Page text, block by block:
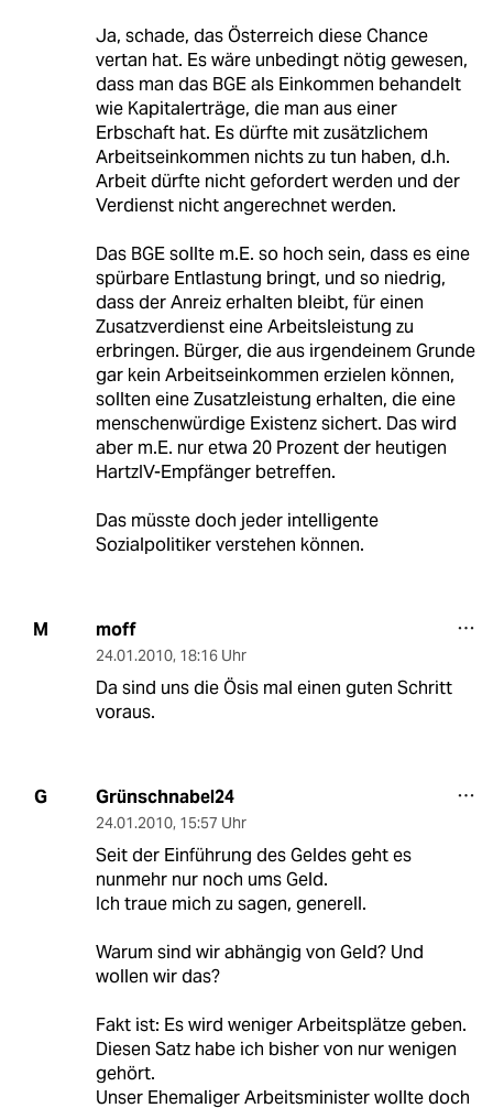
Ja, schade, das Österreich diese Chance
vertan hat. Es wäre unbedingt nötig gewesen,
dass man das BGE als Einkommen behandelt
wie Kapitalerträge, die man aus einer
Erbschaft hat. Es dürfte mit zusätzlichem
Arbeitseinkommen nichts zu tun haben, d.h.
Arbeit dürfte nicht gefordert werden und der
Verdienst nicht angerechnet werden.
Das BGE sollte m.E. so hoch sein, dass es eine
spürbare Entlastung bringt, und so niedrig,
dass der Anreiz erhalten bleibt, für einen
Zusatzverdienst eine Arbeitsleistung zu
erbringen. Bürger, die aus irgendeinem Grunde
gar kein Arbeitseinkommen erzielen können,
sollten eine Zusatzleistung erhalten, die eine
menschenwürdige Existenz sichert. Das wird
aber m.E. nur etwa 20 Prozent der heutigen
HartzIV-Empfänger betreffen.
Das müsste doch jeder intelligente
Sozialpolitiker verstehen können.
M moff
24.01.2010, 18:16 Uhr
Da sind uns die Ösis mal einen guten Schritt
voraus.
G Grünschnabel24
24.01.2010, 15:57 Uhr
Seit der Einführung des Geldes geht es
nunmehr nur noch ums Geld.
Ich traue mich zu sagen, generell.
Warum sind wir abhängig von Geld? Und
wollen wir das?
Fakt ist: Es wird weniger Arbeitsplätze geben.
Diesen Satz habe ich bisher von nur wenigen
gehört.
Unser Ehemaliger Arbeitsminister wollte doch